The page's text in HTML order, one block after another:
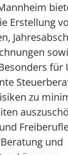
Erstellung
für
zu
und